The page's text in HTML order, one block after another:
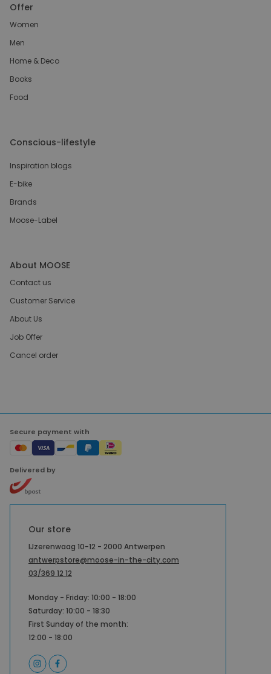
Offer
Women
Men
Home & Deco
Books
Food
Conscious-lifestyle
Inspiration blogs
E-bike
Brands
Moose-Label
About MOOSE
Contact us
Customer Service
About Us
Job Offer
Cancel order
Secure payment with
Delivered by
Our store
IJzerenwaag 10-12 - 2000 Antwerpen
antwerpstore@moose-in-the-city.com
03/369 12 12
Monday - Friday: 10:00 - 18:00
Saturday: 10:00 - 18:30
First Sunday of the month:
12:00 - 18:00